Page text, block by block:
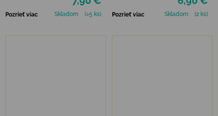
Pozrieť viac Skladom (>5 ks) Pozrieť viac Skladom (2 ks)